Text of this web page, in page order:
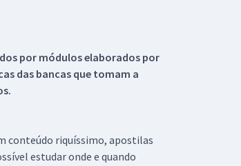
por módulos elaborados por
das bancas que tomam a
conteúdo riquíssimo, apostilas
estudar onde e quando